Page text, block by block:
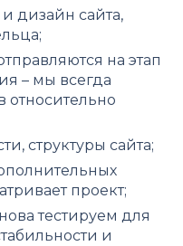
дизайн сайта,
на этап
– мы всегда
относительно
структуры сайта;
проект;
тестируем для
и